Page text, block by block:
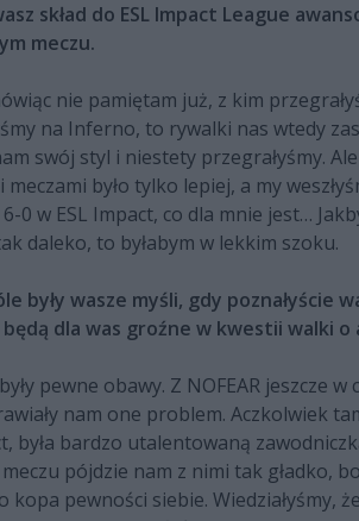
skład do ESL Impact League
meczu.
nie pamiętam już, z kim
na Inferno, to rywalki nas wtedy
swój styl i niestety przegrałyśmy.
meczami było tylko lepiej, a my
6-0 w ESL Impact, co dla mnie jest…
daleko, to byłabym w lekkim szoku.
były wasze myśli, gdy poznałyście
będą dla was groźne w kwestii walki o
pewne obawy. Z NOFEAR jeszcze
nam one problem. Aczkolwiek
była bardzo utalentowaną
pójdzie nam z nimi tak gładko,
pewności siebie. Wiedziałyśmy,